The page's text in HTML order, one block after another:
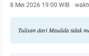
8 Mei 2026 19:00 WIB ·
Tulisan dari Maulida tidak